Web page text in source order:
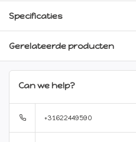
Specificaties
Gerelateerde producten
Can we help?
+31622449590